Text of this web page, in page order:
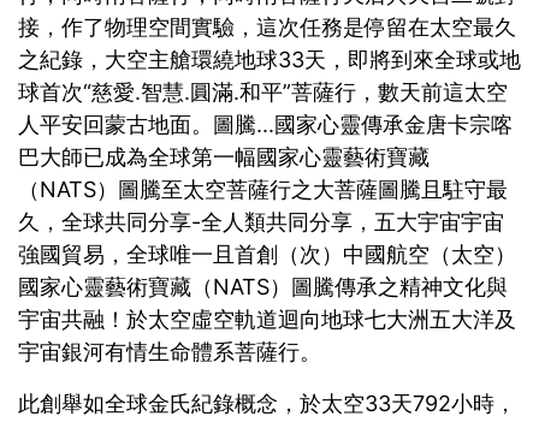
接，作了物理空間實驗，這次任務是停留在太空最久
之紀錄，大空主艙環繞地球33天，即將到來全球或地
球首次“慈愛.智慧.圓滿.和平”菩薩行，數天前這太空
人平安回蒙古地面。圖騰...國家心靈傳承金唐卡宗喀
巴大師已成為全球第一幅國家心靈藝術寶藏
（NATS）圖騰至太空菩薩行之大菩薩圖騰且駐守最
久，全球共同分享-全人類共同分享，五大宇宙宇宙
強國貿易，全球唯一且首創（次）中國航空（太空）
國家心靈藝術寶藏（NATS）圖騰傳承之精神文化與
宇宙共融！於太空虛空軌道迴向地球七大洲五大洋及
宇宙銀河有情生命體系菩薩行。
此創舉如全球金氏紀錄概念，於太空33天792小時，